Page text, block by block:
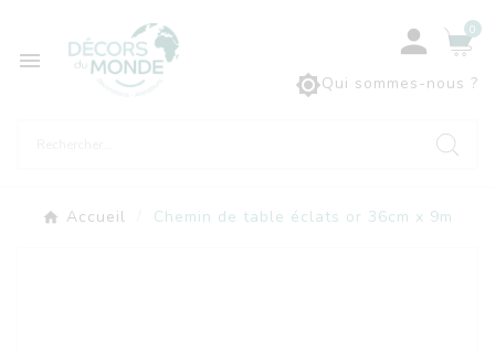

Qui sommes-nous ?
 0
Accueil Chemin de table éclats or 36cm x 9m